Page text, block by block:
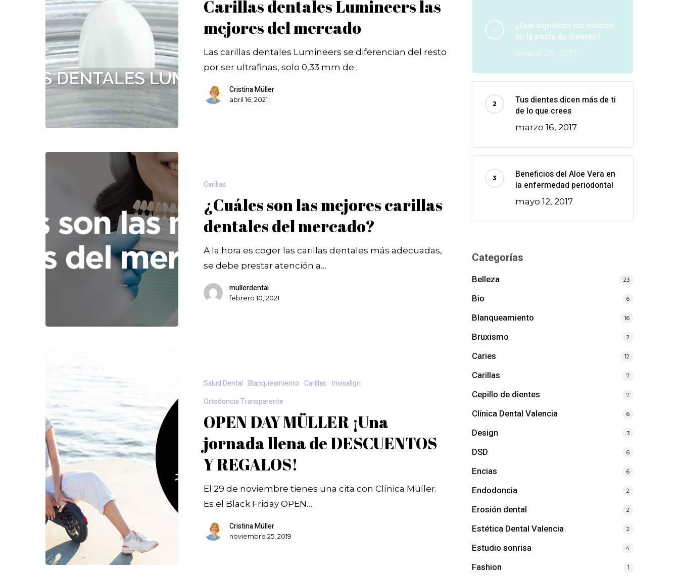
Carillas dentales Lumineers las
mejores del mercado
Las carillas dentales Lumineers se diferencian del resto
por ser ultrafinas, solo 0,33 mm de…
Cristina Müller
abril 16, 2021
Carillas
¿Cuáles son las mejores carillas
dentales del mercado?
A la hora es coger las carillas dentales más adecuadas,
se debe prestar atención a…
mullerdental
febrero 10, 2021
Salud Dental Blanqueamiento Carillas Invisalign
Ortodoncia Transparente
OPEN DAY MÜLLER ¡Una
jornada llena de DESCUENTOS
Y REGALOS!
El 29 de noviembre tienes una cita con Clínica Müller.
Es el Black Friday OPEN…
Cristina Müller
noviembre 25, 2019
¿Qué significan los colores
en la pasta de dientes?
enero 26, 2017
Tus dientes dicen más de ti
de lo que crees
marzo 16, 2017
Beneficios del Aloe Vera en
la enfermedad periodontal
mayo 12, 2017
Categorías
Belleza 23
Bio 6
Blanqueamiento 16
Bruxismo 2
Caries 12
Carillas 7
Cepillo de dientes 7
Clínica Dental Valencia 6
Design 3
DSD 6
Encias 6
Endodoncia 2
Erosión dental 2
Estética Dental Valencia 2
Estudio sonrisa 4
Fashion 1